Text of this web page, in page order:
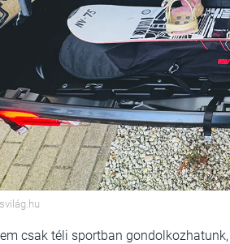
csak téli sportban